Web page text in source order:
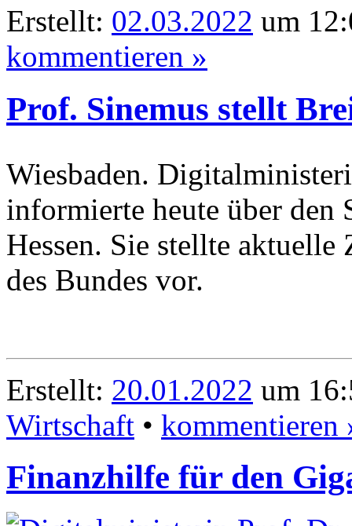
Erstellt: 02.03.2022 um
kommentieren »
Prof. Sinemus stellt
Wiesbaden.
informierte heute über den
Hessen. Sie stellte aktuelle
des Bundes vor.
Erstellt: 20.01.2022 um
Wirtschaft • kommentieren
Finanzhilfe für den